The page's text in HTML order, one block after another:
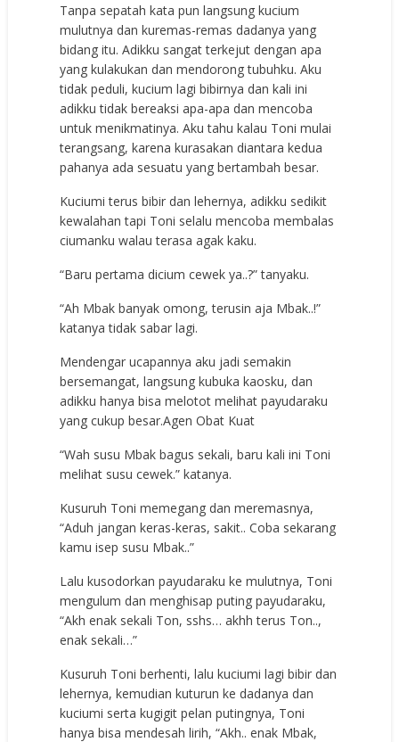
Tanpa sepatah kata pun langsung kucium
mulutnya dan kuremas-remas dadanya yang
bidang itu. Adikku sangat terkejut dengan apa
yang kulakukan dan mendorong tubuhku. Aku
tidak peduli, kucium lagi bibirnya dan kali ini
adikku tidak bereaksi apa-apa dan mencoba
untuk menikmatinya. Aku tahu kalau Toni mulai
terangsang, karena kurasakan diantara kedua
pahanya ada sesuatu yang bertambah besar.
Kuciumi terus bibir dan lehernya, adikku sedikit
kewalahan tapi Toni selalu mencoba membalas
ciumanku walau terasa agak kaku.
“Baru pertama dicium cewek ya..?” tanyaku.
“Ah Mbak banyak omong, terusin aja Mbak..!”
katanya tidak sabar lagi.
Mendengar ucapannya aku jadi semakin
bersemangat, langsung kubuka kaosku, dan
adikku hanya bisa melotot melihat payudaraku
yang cukup besar.Agen Obat Kuat
“Wah susu Mbak bagus sekali, baru kali ini Toni
melihat susu cewek.” katanya.
Kusuruh Toni memegang dan meremasnya,
“Aduh jangan keras-keras, sakit.. Coba sekarang
kamu isep susu Mbak..”
Lalu kusodorkan payudaraku ke mulutnya, Toni
mengulum dan menghisap puting payudaraku,
“Akh enak sekali Ton, sshs… akhh terus Ton..,
enak sekali…”
Kusuruh Toni berhenti, lalu kuciumi lagi bibir dan
lehernya, kemudian kuturun ke dadanya dan
kuciumi serta kugigit pelan putingnya, Toni
hanya bisa mendesah lirih, “Akh.. enak Mbak,